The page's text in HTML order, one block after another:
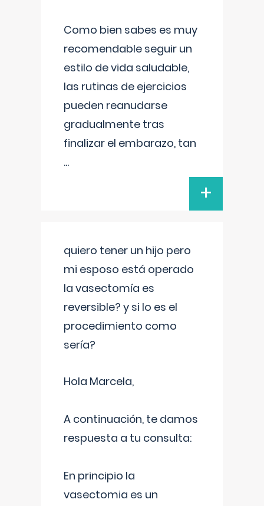
Como bien sabes es muy
recomendable seguir un
estilo de vida saludable,
las rutinas de ejercicios
pueden reanudarse
gradualmente tras
finalizar el embarazo, tan
...
+
quiero tener un hijo pero
mi esposo está operado
la vasectomía es
reversible? y si lo es el
procedimiento como
sería?
Hola Marcela,
A continuación, te damos
respuesta a tu consulta:
En principio la
vasectomia es un